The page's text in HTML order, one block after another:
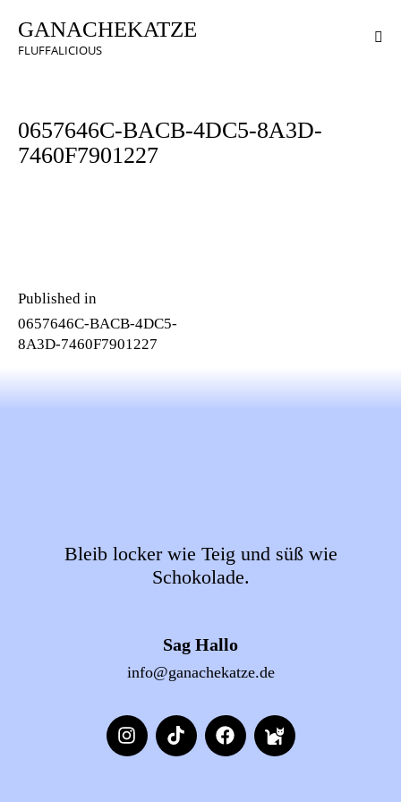
GANACHEKATZE
FLUFFALICIOUS
0657646C-BACB-4DC5-8A3D-
7460F7901227
Published in
0657646C-BACB-4DC5-
8A3D-7460F7901227
Bleib locker wie Teig und süß wie
Schokolade.
Sag Hallo
info@ganachekatze.de